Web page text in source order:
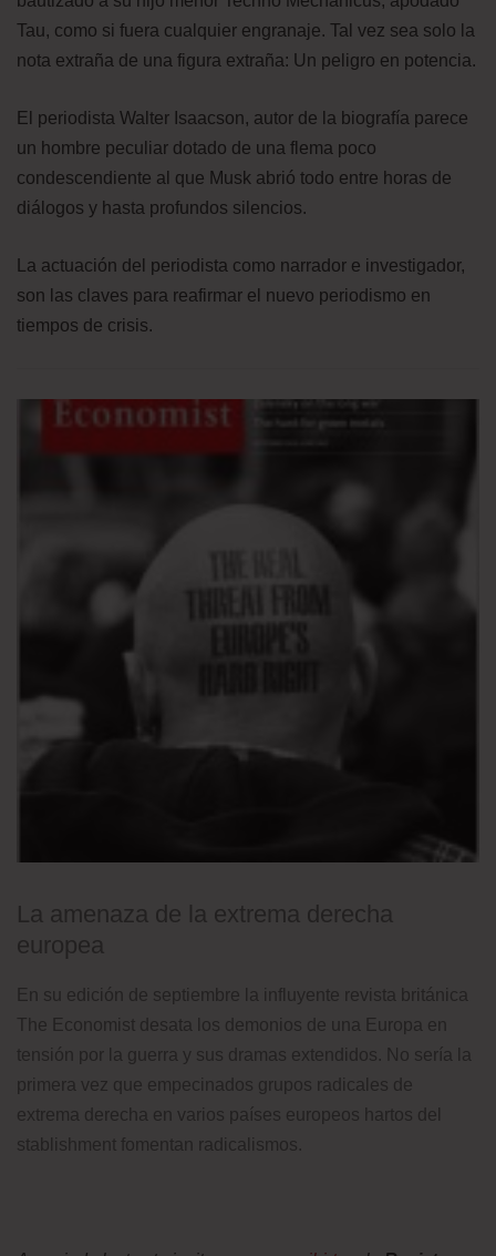
Tau, como si fuera cualquier engranaje. Tal vez sea solo la
nota extraña de una figura extraña: Un peligro en potencia.
El periodista Walter Isaacson, autor de la biografía parece
un hombre peculiar dotado de una flema poco
condescendiente al que Musk abrió todo entre horas de
diálogos y hasta profundos silencios.
La actuación del periodista como narrador e investigador,
son las claves para reafirmar el nuevo periodismo en
tiempos de crisis.
La amenaza de la extrema derecha
europea
En su edición de septiembre la influyente revista británica
The Economist desata los demonios de una Europa en
tensión por la guerra y sus dramas extendidos. No sería la
primera vez que empecinados grupos radicales de
extrema derecha en varios países europeos hartos del
stablishment fomentan radicalismos.